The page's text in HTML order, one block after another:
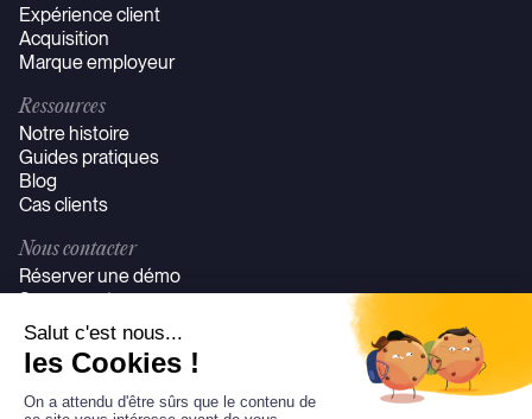
Expérience client
Acquisition
Marque employeur
Ressources
Notre histoire
Guides pratiques
Blog
Cas clients
Nous contacter
Réserver une démo
Se connecter